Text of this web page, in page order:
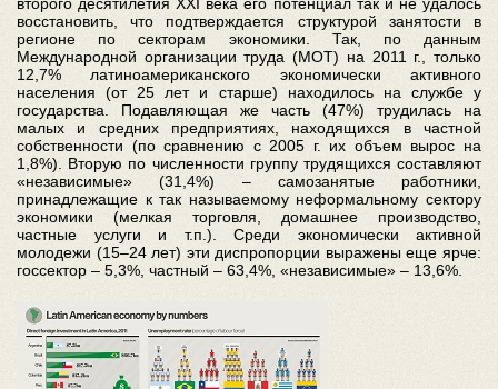
восстановить, что подтверждается структурой занятости в
регионе по секторам экономики. Так, по данным
Международной организации труда (МОТ) на 2011 г., только
12,7% латиноамериканского экономически активного
населения (от 25 лет и старше) находилось на службе у
государства. Подавляющая же часть (47%) трудилась на
малых и средних предприятиях, находящихся в частной
собственности (по сравнению с 2005 г. их объем вырос на
1,8%). Вторую по численности группу трудящихся составляют
«независимые» (31,4%) – самозанятые работники,
принадлежащие к так называемому неформальному сектору
экономики (мелкая торговля, домашнее производство,
частные услуги и т.п.). Среди экономически активной
молодежи (15–24 лет) эти диспропорции выражены еще ярче:
госсектор – 5,3%, частный – 63,4%, «независимые» – 13,6%.